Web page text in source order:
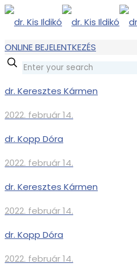
ONLINE BEJELENTKEZÉS
dr. Keresztes Kármen
2022. február 14.
dr. Kopp Dóra
2022. február 14.
dr. Keresztes Kármen
2022. február 14.
dr. Kopp Dóra
2022. február 14.